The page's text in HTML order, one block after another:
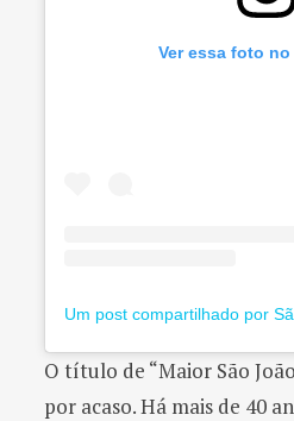
Ver essa foto
O título de “Maior São
por acaso. Há mais de 40